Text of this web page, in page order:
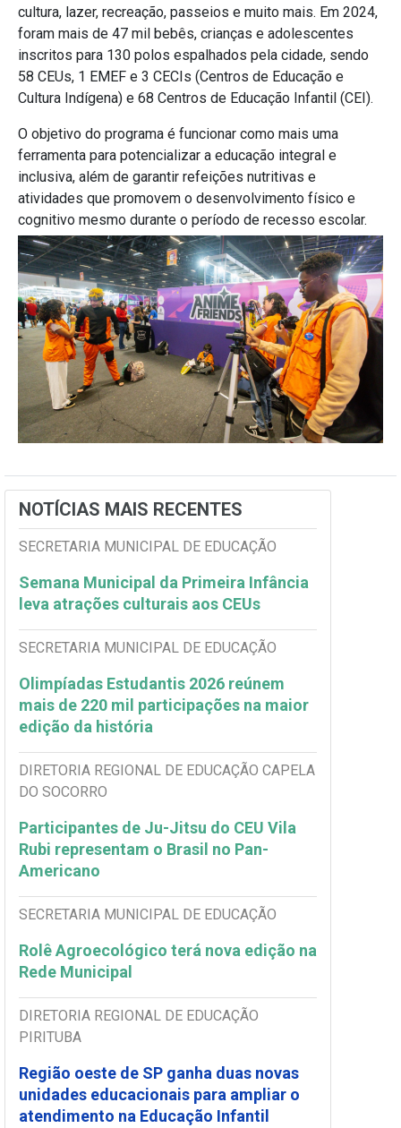
cultura, lazer, recreação, passeios e muito mais. Em 2024,
foram mais de 47 mil bebês, crianças e adolescentes
inscritos para 130 polos espalhados pela cidade, sendo
58 CEUs, 1 EMEF e 3 CECIs (Centros de Educação e
Cultura Indígena) e 68 Centros de Educação Infantil (CEI).
O objetivo do programa é funcionar como mais uma
ferramenta para potencializar a educação integral e
inclusiva, além de garantir refeições nutritivas e
atividades que promovem o desenvolvimento físico e
cognitivo mesmo durante o período de recesso escolar.
NOTÍCIAS MAIS RECENTES
SECRETARIA MUNICIPAL DE EDUCAÇÃO
Semana Municipal da Primeira Infância
leva atrações culturais aos CEUs
SECRETARIA MUNICIPAL DE EDUCAÇÃO
Olimpíadas Estudantis 2026 reúnem
mais de 220 mil participações na maior
edição da história
DIRETORIA REGIONAL DE EDUCAÇÃO CAPELA
DO SOCORRO
Participantes de Ju-Jitsu do CEU Vila
Rubi representam o Brasil no Pan-
Americano
SECRETARIA MUNICIPAL DE EDUCAÇÃO
Rolê Agroecológico terá nova edição na
Rede Municipal
DIRETORIA REGIONAL DE EDUCAÇÃO
PIRITUBA
Região oeste de SP ganha duas novas
unidades educacionais para ampliar o
atendimento na Educação Infantil